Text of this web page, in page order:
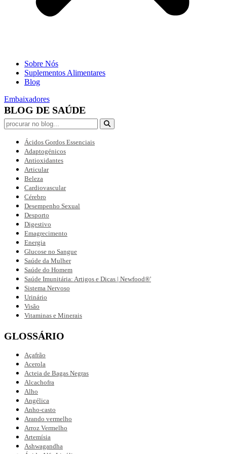
Sobre Nós
Suplementos Alimentares
Blog
Embaixadores
BLOG DE SAÚDE
Ácidos Gordos Essenciais
Adaptogénicos
Antioxidantes
Articular
Beleza
Cardiovascular
Cérebro
Desempenho Sexual
Desporto
Digestivo
Emagrecimento
Energia
Glucose no Sangue
Saúde da Mulher
Saúde do Homem
Saúde Imunitária: Artigos e Dicas | Newfood®'
Sistema Nervoso
Urinário
Visão
Vitaminas e Minerais
GLOSSÁRIO
Açafrão
Acerola
Acteia de Bagas Negras
Alcachofra
Alho
Angélica
Anho-casto
Arando vermelho
Arroz Vermelho
Artemísia
Ashwagandha